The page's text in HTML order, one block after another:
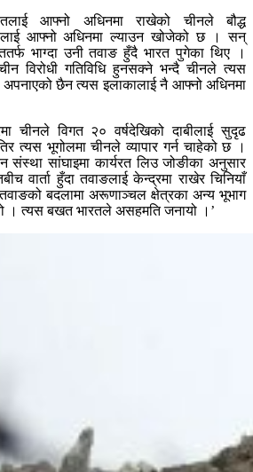
आफ्नो अधिनमा राखेको चीनले बौद्ध
आफ्नो अधिनमा ल्याउन खोजेको छ । सन्
भाग्दा उनी तवाङ हुँदै भारत पुगेका थिए ।
विरोधी गतिविधि हुनसक्ने भन्दै चीनले त्यस
अपनाएको छैन त्यस इलाकालाई नै आफ्नो अधिनमा
चीनले विगत २० वर्षदेखिको दाबीलाई सुदृढ
त्यस भूगोलमा चीनले व्यापार गर्न चाहेको छ ।
संस्था सांघाइमा कार्यरत लिउ जोङीका अनुसार
वार्ता हुँदा तवाङलाई केन्द्रमा राखेर चिनियाँ
बदलामा अरूणाञ्चल क्षेत्रका अन्य भूभाग
। त्यस बखत भारतले असहमति जनायो ।’